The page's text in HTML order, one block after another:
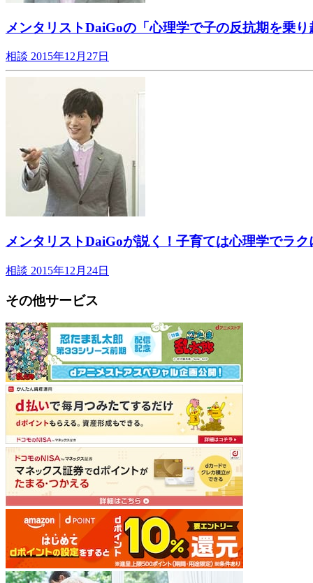
メンタリストDaiGoの「心理学で子の反抗期を乗り
相談 2015年12月27日
メンタリストDaiGoが説く！子育ては心理学でラク
相談 2015年12月24日
その他サービス